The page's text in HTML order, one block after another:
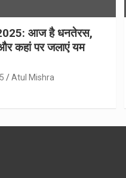
आज है धनतेरस,
कहां पर जलाएं यम
Atul Mishra